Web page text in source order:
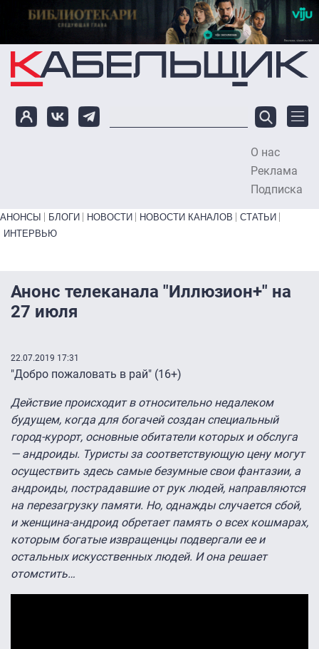
Перейти к основному содержанию
О нас
Реклама
Подписка
Primary links bottom
АНОНСЫ БЛОГИ НОВОСТИ НОВОСТИ КАНАЛОВ
СТАТЬИ
ИНТЕРВЬЮ
Анонс телеканала "Иллюзион+" на
27 июля
22.07.2019 17:31
"Добро пожаловать в рай" (16+)
Действие происходит в относительно недалеком
будущем, когда для богачей создан специальный
город-курорт, основные обитатели которых и обслуга
— андроиды. Туристы за соответствующую цену могут
осуществить здесь самые безумные свои фантазии, а
андроиды, пострадавшие от рук людей, направляются
на перезагрузку памяти. Но, однажды случается сбой,
и женщина-андроид обретает память о всех кошмарах,
которым богатые извращенцы подвергали ее и
остальных искусственных людей. И она решает
отомстить…